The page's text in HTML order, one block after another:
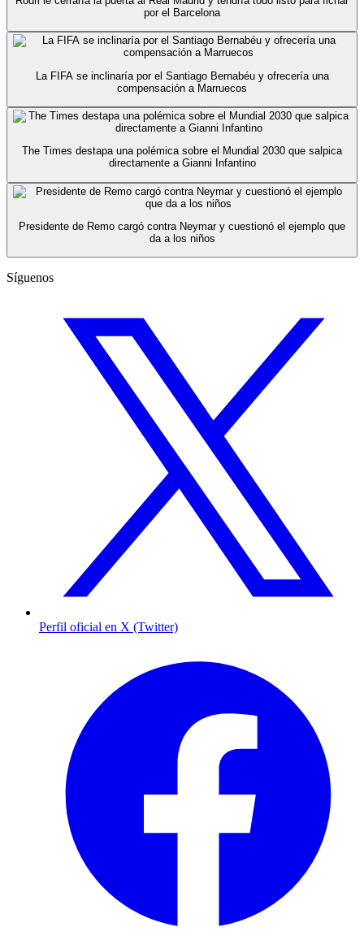
por el Barcelona
La FIFA se inclinaría por el Santiago Bernabéu y ofrecería una
compensación a Marruecos
The Times destapa una polémica sobre el Mundial 2030 que salpica
directamente a Gianni Infantino
Presidente de Remo cargó contra Neymar y cuestionó el ejemplo que
da a los niños
Síguenos
Perfil oficial en X (Twitter)